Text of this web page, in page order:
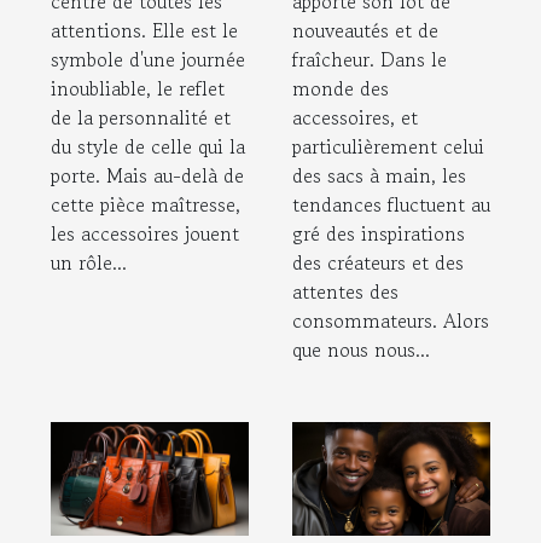
attentions. Elle est le
symbole d'une journée
inoubliable, le reflet
de la personnalité et
du style de celle qui la
porte. Mais au-delà de
cette pièce maîtresse,
les accessoires jouent
un rôle...
nouveautés et de
fraîcheur. Dans le
monde des
accessoires, et
particulièrement celui
des sacs à main, les
tendances fluctuent au
gré des inspirations
des créateurs et des
attentes des
consommateurs. Alors
que nous nous...